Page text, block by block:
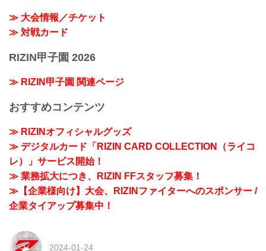
≫ 大会情報／チケット
≫ 対戦カード
RIZIN甲子園 2026
≫ RIZIN甲子園 関連ページ
おすすめコンテンツ
≫ RIZINオフィシャルグッズ
≫ デジタルカード「RIZIN CARD COLLECTION（ライコ
レ）」サービス開始！
≫ 業務拡大につき、RIZIN FFスタッフ募集！
≫【企業様向け】大会、RIZINファイターへのスポンサー /
企業タイアップ募集中！
2024-01-24